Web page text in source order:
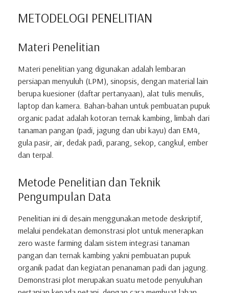
METODELOGI PENELITIAN
Materi Penelitian
Materi penelitian yang digunakan adalah lembaran
persiapan menyuluh (LPM), sinopsis, dengan material lain
berupa kuesioner (daftar pertanyaan), alat tulis menulis,
laptop dan kamera. Bahan-bahan untuk pembuatan pupuk
organic padat adalah kotoran ternak kambing, limbah dari
tanaman pangan (padi, jagung dan ubi kayu) dan EM4,
gula pasir, air, dedak padi, parang, sekop, cangkul, ember
dan terpal.
Metode Penelitian dan Teknik
Pengumpulan Data
Penelitian ini di desain menggunakan metode deskriptif,
melalui pendekatan demonstrasi plot untuk menerapkan
zero waste farming dalam sistem integrasi tanaman
pangan dan ternak kambing yakni pembuatan pupuk
organik padat dan kegiatan penanaman padi dan jagung.
Demonstrasi plot merupakan suatu metode penyuluhan